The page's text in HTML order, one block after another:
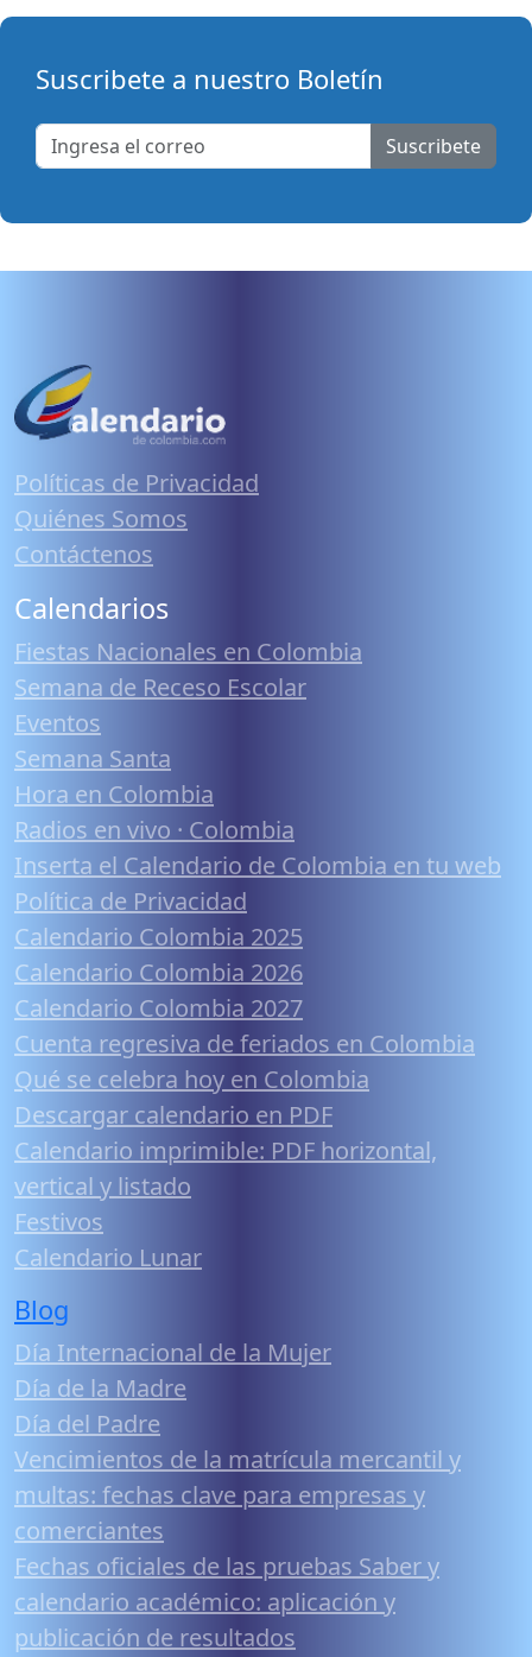
Suscribete a nuestro Boletín
Suscribete
Políticas de Privacidad
Quiénes Somos
Contáctenos
Calendarios
Fiestas Nacionales en Colombia
Semana de Receso Escolar
Eventos
Semana Santa
Hora en Colombia
Radios en vivo · Colombia
Inserta el Calendario de Colombia en tu web
Política de Privacidad
Calendario Colombia 2025
Calendario Colombia 2026
Calendario Colombia 2027
Cuenta regresiva de feriados en Colombia
Qué se celebra hoy en Colombia
Descargar calendario en PDF
Calendario imprimible: PDF horizontal,
vertical y listado
Festivos
Calendario Lunar
Blog
Día Internacional de la Mujer
Día de la Madre
Día del Padre
Vencimientos de la matrícula mercantil y
multas: fechas clave para empresas y
comerciantes
Fechas oficiales de las pruebas Saber y
calendario académico: aplicación y
publicación de resultados